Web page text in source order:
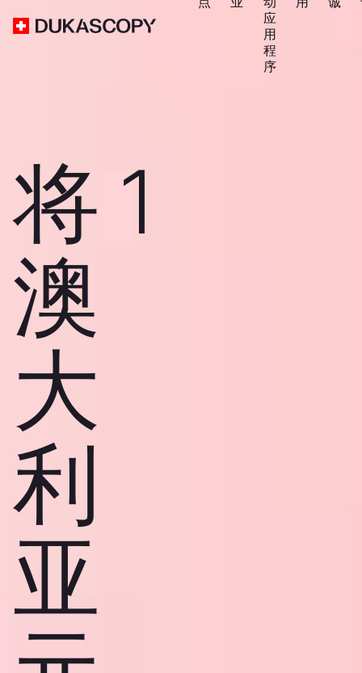
应
用
程
序
将 1
澳
大
利
亚